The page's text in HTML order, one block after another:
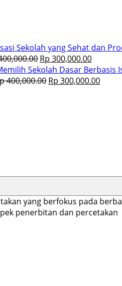
Sekolah yang Sehat dan
Rp 300,000.00
Sekolah Dasar Berbasis
400,000.00 Rp 300,000.00
yang berfokus pada
penerbitan dan percetakan